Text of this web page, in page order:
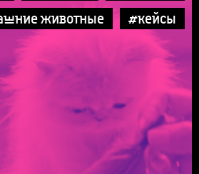
животные
#кейсы